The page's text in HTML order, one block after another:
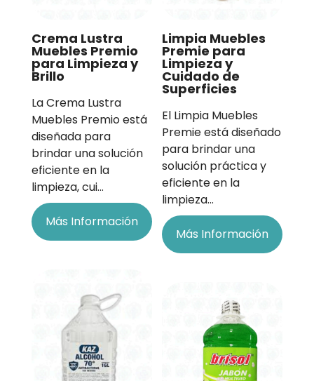
Crema Lustra
Muebles Premio
para Limpieza y
Brillo
La Crema Lustra
Muebles Premio está
diseñada para
brindar una solución
eficiente en la
limpieza, cui…
Más Información
Limpia Muebles
Premie para
Limpieza y
Cuidado de
Superficies
El Limpia Muebles
Premie está diseñado
para brindar una
solución práctica y
eficiente en la
limpieza…
Más Información